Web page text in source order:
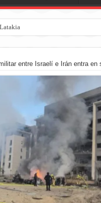
entre Israelí e Irán entra en